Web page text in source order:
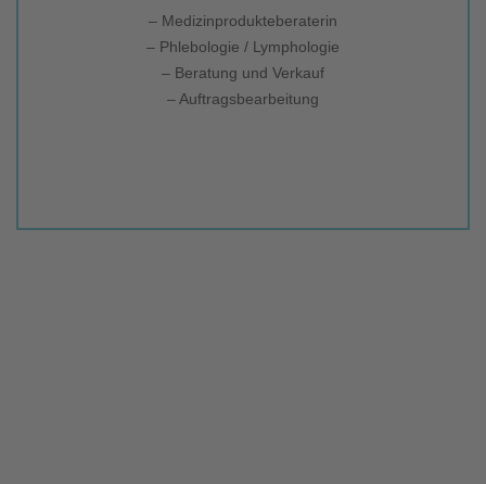
– Medizinprodukteberaterin
– Phlebologie / Lymphologie
– Beratung und Verkauf
– Auftragsbearbeitung